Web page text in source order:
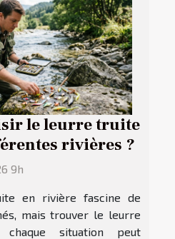
le leurre truite
rivières ?
9h
en rivière fascine de
mais trouver le leurre
situation peut